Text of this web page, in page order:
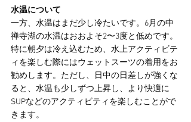
水温について
一方、水温はまだ少し冷たいです。6月の中
禅寺湖の水温はおおよそ2〜3度と低めです。
特に朝夕は冷え込むため、水上アクティビテ
ィを楽しむ際にはウェットスーツの着用をお
勧めします。ただし、日中の日差しが強くな
ると、水温も少しずつ上昇し、より快適に
SUPなどのアクティビティを楽しむことがで
きます。